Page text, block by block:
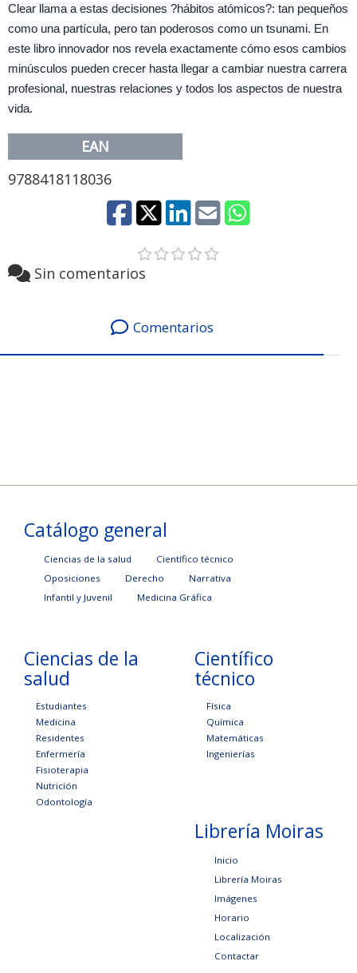
Clear llama a estas decisiones ?hábitos atómicos?: tan pequeños
como una partícula, pero tan poderosos como un tsunami. En
este libro innovador nos revela exactamente cómo esos cambios
minúsculos pueden crecer hasta llegar a cambiar nuestra carrera
profesional, nuestras relaciones y todos los aspectos de nuestra
vida.
EAN
9788418118036
Sin comentarios
Comentarios
Catálogo general
Ciencias de la salud
Científico técnico
Oposiciones
Derecho
Narrativa
Infantil y Juvenil
Medicina Gráfica
Ciencias de la
salud
Estudiantes
Medicina
Residentes
Enfermería
Fisioterapia
Nutrición
Odontología
Científico
técnico
Física
Química
Matemáticas
Ingenierías
Librería Moiras
Inicio
Librería Moiras
Imágenes
Horario
Localización
Contactar